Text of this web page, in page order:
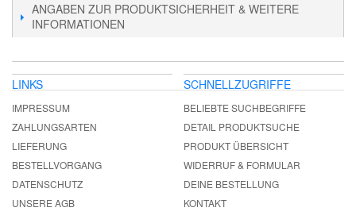
ANGABEN ZUR PRODUKTSICHERHEIT & WEITERE
INFORMATIONEN
LINKS
IMPRESSUM
ZAHLUNGSARTEN
LIEFERUNG
BESTELLVORGANG
DATENSCHUTZ
UNSERE AGB
SCHNELLZUGRIFFE
BELIEBTE SUCHBEGRIFFE
DETAIL PRODUKTSUCHE
PRODUKT ÜBERSICHT
WIDERRUF & FORMULAR
DEINE BESTELLUNG
KONTAKT